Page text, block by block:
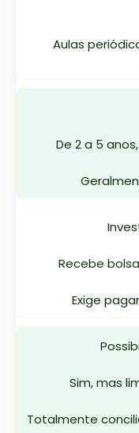
Aulas
De 2 a 5
Recebe
Exige
Sim, mas
Totalmente